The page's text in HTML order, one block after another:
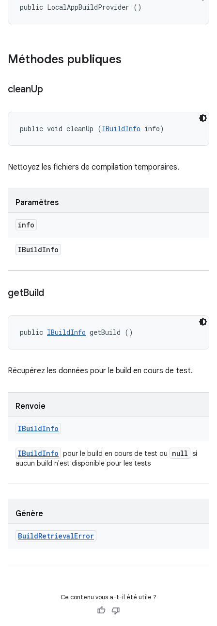
public LocalAppBuildProvider ()
Méthodes publiques
cleanUp
public void cleanUp (IBuildInfo info)
Nettoyez les fichiers de compilation temporaires.
Paramètres
info
IBuildInfo
getBuild
public IBuildInfo getBuild ()
Récupérez les données pour le build en cours de test.
Renvoie
IBuildInfo
IBuildInfo pour le build en cours de test ou null si
aucun build n'est disponible pour les tests
Génère
BuildRetrievalError
Ce contenu vous a-t-il été utile ?